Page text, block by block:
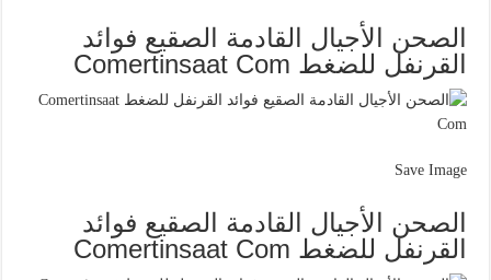
الصحن الأجيال القادمة الصقيع فوائد
القرنفل للضغط Comertinsaat Com
Save Image
الصحن الأجيال القادمة الصقيع فوائد
القرنفل للضغط Comertinsaat Com